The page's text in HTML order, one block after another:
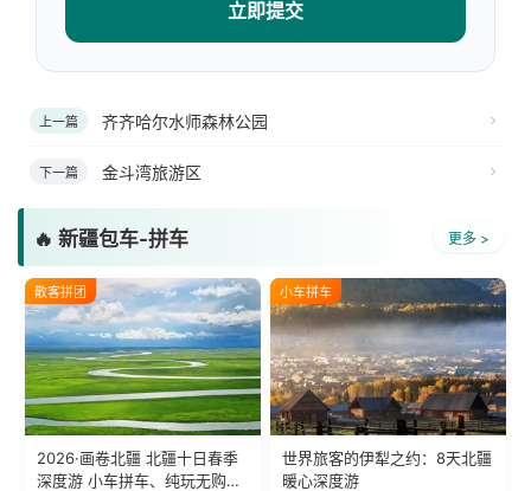
立即提交
上一篇 齐齐哈尔水师森林公园
下一篇 金斗湾旅游区
🔥 新疆包车-拼车 更多 >
散客拼团
2026·画卷北疆 北疆十日春季
深度游 小车拼车、纯玩无购
小车拼车
世界旅客的伊犁之约：8天北疆
暖心深度游